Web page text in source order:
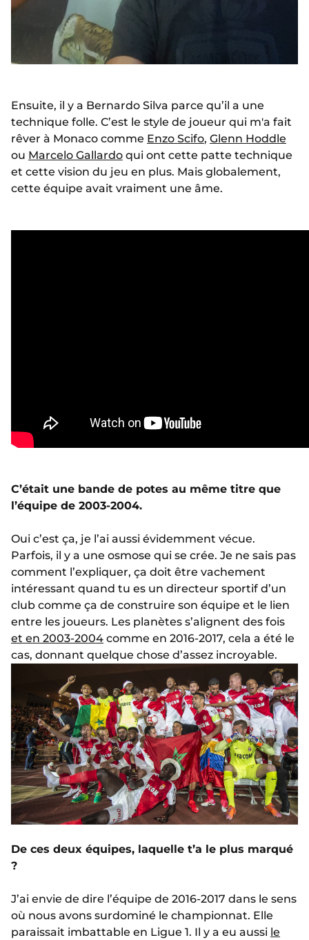
Ensuite, il y a Bernardo Silva parce qu’il a une
technique folle. C’est le style de joueur qui m'a fait
rêver à Monaco comme Enzo Scifo, Glenn Hoddle
ou Marcelo Gallardo qui ont cette patte technique
et cette vision du jeu en plus. Mais globalement,
cette équipe avait vraiment une âme.
C’était une bande de potes au même titre que
l’équipe de 2003-2004.
Oui c’est ça, je l’ai aussi évidemment vécue.
Parfois, il y a une osmose qui se crée. Je ne sais pas
comment l’expliquer, ça doit être vachement
intéressant quand tu es un directeur sportif d’un
club comme ça de construire son équipe et le lien
entre les joueurs. Les planètes s’alignent des fois
et en 2003-2004 comme en 2016-2017, cela a été le
cas, donnant quelque chose d’assez incroyable.
De ces deux équipes, laquelle t’a le plus marqué
?
J’ai envie de dire l’équipe de 2016-2017 dans le sens
où nous avons surdominé le championnat. Elle
paraissait imbattable en Ligue 1. Il y a eu aussi le